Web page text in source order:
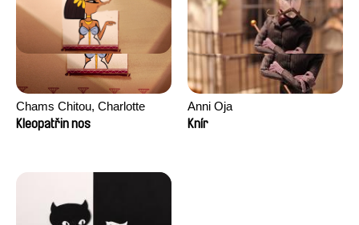
Chams Chitou, Charlotte
Lebreton, Lucie Loiseau,
Razafindralambo, Aymeric
Anthony Trefleze
Kleopatřin nos
Anni Oja
Knír